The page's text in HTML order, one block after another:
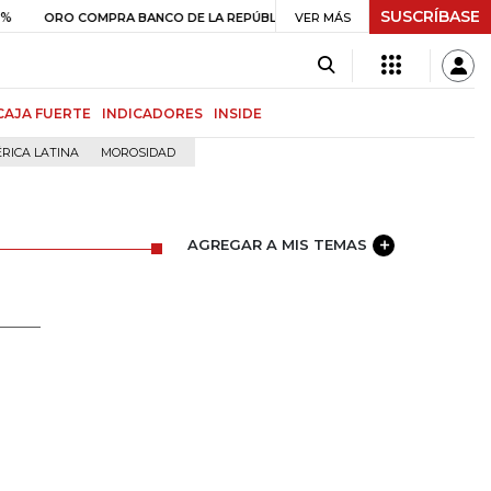
COMPRA BANCO DE LA REPÚBLICA $ 399.745,16 +$ 2.295,71 +0,58%
VER MÁS SUSCRÍBASE
FUERTE INDICADORES INSIDE
LATINA MOROSIDAD
AGREGAR A MIS TEMAS